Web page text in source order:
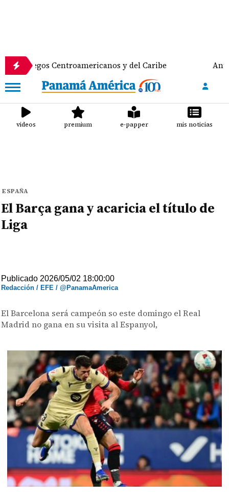
Centroamericanos y del Caribe Anuncian
videos premium e-papper mis noticias
ESPAÑA
El Barça gana y acaricia el título de
Liga
Publicado 2026/05/02 18:00:00
Redacción / EFE / @PanamaAmerica
El Barcelona será campeón so este domingo el Real
Madrid no gana en su visita al Espanyol,